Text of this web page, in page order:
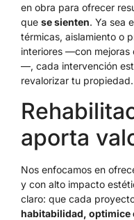
en obra para ofrecer
que se sienten. Ya sea
térmicas, aislamiento o
interiores —con mejoras
—, cada intervención
revalorizar tu propiedad.
aporta
Nos enfocamos en
y con alto impacto
claro: que cada
habitabilidad, optimice